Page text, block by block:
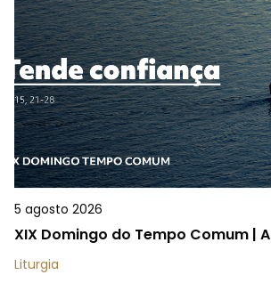
5 agosto 2026
XIX Domingo do Tempo Comum | A
Liturgia